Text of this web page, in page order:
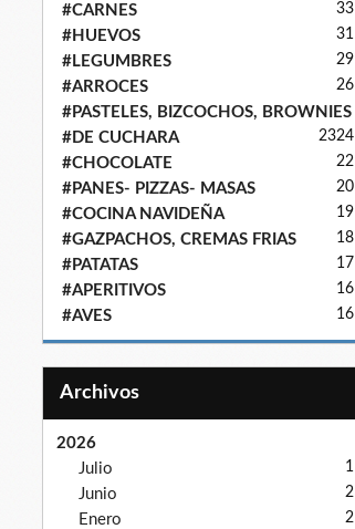
#CARNES 33
#HUEVOS 31
#LEGUMBRES 29
#ARROCES 26
#PASTELES, BIZCOCHOS, BROWNIES
24
#DE CUCHARA 23
#CHOCOLATE 22
#PANES- PIZZAS- MASAS 20
#COCINA NAVIDEÑA 19
#GAZPACHOS, CREMAS FRIAS 18
#PATATAS 17
#APERITIVOS 16
#AVES 16
Archivos
2026
Julio
1
Junio 2
Enero 2